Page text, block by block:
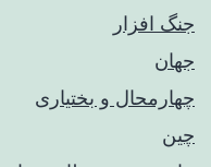
جنگ افزار
جهان
چهارمحال و بختیاری
چین